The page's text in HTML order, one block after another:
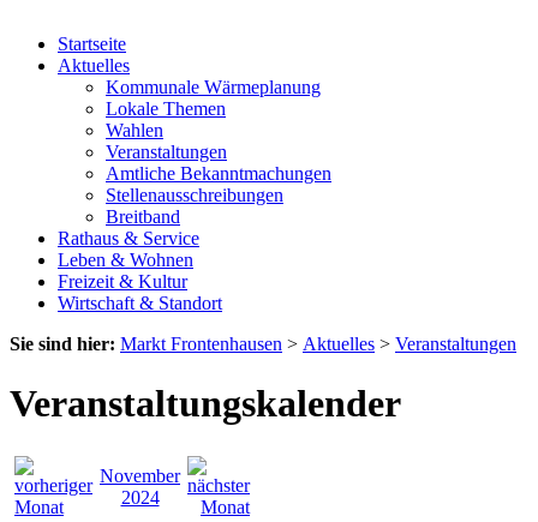
Startseite
Aktuelles
Kommunale Wärmeplanung
Lokale Themen
Wahlen
Veranstaltungen
Amtliche Bekanntmachungen
Stellenausschreibungen
Breitband
Rathaus & Service
Leben & Wohnen
Freizeit & Kultur
Wirtschaft & Standort
Sie sind hier: Markt Frontenhausen > Aktuelles > Veranstaltungen
Veranstaltungskalender
November
2024